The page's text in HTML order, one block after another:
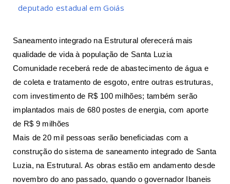
deputado estadual em Goiás
Saneamento integrado na Estrutural oferecerá mais
qualidade de vida à população de Santa Luzia
Comunidade receberá rede de abastecimento de água e
de coleta e tratamento de esgoto, entre outras estruturas,
com investimento de R$ 100 milhões; também serão
implantados mais de 680 postes de energia, com aporte
de R$ 9 milhões
Mais de 20 mil pessoas serão beneficiadas com a
construção do sistema de saneamento integrado de Santa
Luzia, na Estrutural. As obras estão em andamento desde
novembro do ano passado, quando o governador Ibaneis